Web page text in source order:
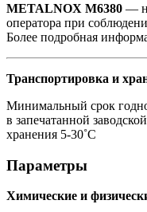
METALNOX M6380 —
оператора при
Более подробная
Транспортировка и
Минимальный срок
в запечатанной
хранения 5-30˚С
Параметры
Химические и